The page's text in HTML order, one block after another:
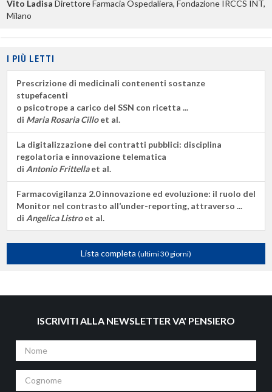
Vito Ladisa Direttore Farmacia Ospedaliera, Fondazione IRCCS INT,
Milano
I PIÙ LETTI
Prescrizione di medicinali contenenti sostanze
stupefacenti
o psicotrope a carico del SSN con ricetta ...
di Maria Rosaria Cilloet al.
La digitalizzazione dei contratti pubblici: disciplina
regolatoria e innovazione telematica
di Antonio Frittellaet al.
Farmacovigilanza 2.0 innovazione ed evoluzione: il ruolo del
Monitor nel contrasto all’under-reporting, attraverso ...
di Angelica Listroet al.
Lista completa (ultimi 30 giorni)
ISCRIVITI ALLA NEWSLETTER VA' PENSIERO
Nome
Cognome